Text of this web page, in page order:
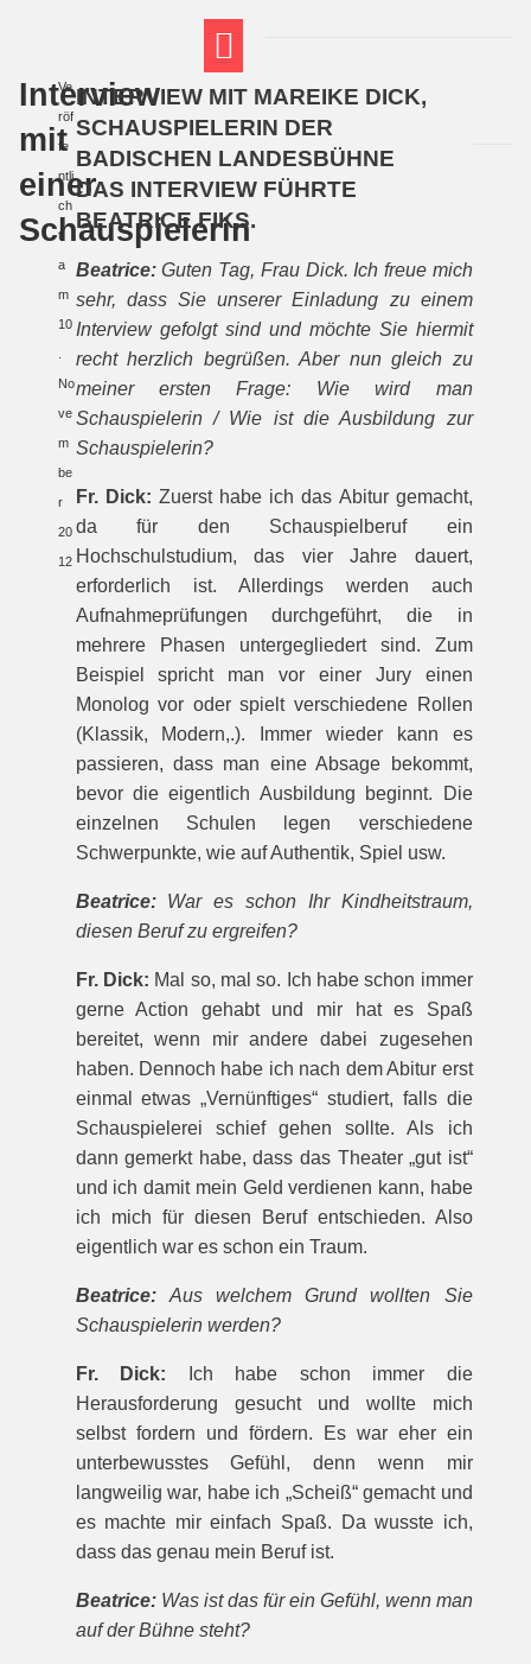
Interview
mit
einer
Schauspielerin
Ve
röf
fe
ntli
ch
t
a
m
10
No
ve
m
be
r
20
12
INTERVIEW MIT MAREIKE DICK,
SCHAUSPIELERIN DER
BADISCHEN LANDESBÜHNE
DAS INTERVIEW FÜHRTE
BEATRICE FIKS.
Beatrice:Guten Tag, Frau Dick. Ich freue mich
sehr, dass Sie unserer Einladung zu einem
Interview gefolgt sind und möchte Sie hiermit
recht herzlich begrüßen. Aber nun gleich zu
meiner ersten Frage: Wie wird man
Schauspielerin / Wie ist die Ausbildung zur
Schauspielerin?
Fr. Dick: Zuerst habe ich das Abitur gemacht,
da für den Schauspielberuf ein
Hochschulstudium, das vier Jahre dauert,
erforderlich ist. Allerdings werden auch
Aufnahmeprüfungen durchgeführt, die in
mehrere Phasen untergegliedert sind. Zum
Beispiel spricht man vor einer Jury einen
Monolog vor oder spielt verschiedene Rollen
(Klassik, Modern,.). Immer wieder kann es
passieren, dass man eine Absage bekommt,
bevor die eigentlich Ausbildung beginnt. Die
einzelnen Schulen legen verschiedene
Schwerpunkte, wie auf Authentik, Spiel usw.
Beatrice: War es schon Ihr Kindheitstraum,
diesen Beruf zu ergreifen?
Fr. Dick: Mal so, mal so. Ich habe schon immer
gerne Action gehabt und mir hat es Spaß
bereitet, wenn mir andere dabei zugesehen
haben. Dennoch habe ich nach dem Abitur erst
einmal etwas „Vernünftiges“ studiert, falls die
Schauspielerei schief gehen sollte. Als ich
dann gemerkt habe, dass das Theater „gut ist“
und ich damit mein Geld verdienen kann, habe
ich mich für diesen Beruf entschieden. Also
eigentlich war es schon ein Traum.
Beatrice: Aus welchem Grund wollten Sie
Schauspielerin werden?
Fr. Dick:
Ich habe schon immer die
Herausforderung gesucht und wollte mich
selbst fordern und fördern. Es war eher ein
unterbewusstes Gefühl, denn wenn mir
langweilig war, habe ich „Scheiß“ gemacht und
es machte mir einfach Spaß. Da wusste ich,
dass das genau mein Beruf ist.
Beatrice: Was ist das für ein Gefühl, wenn man
auf der Bühne steht?